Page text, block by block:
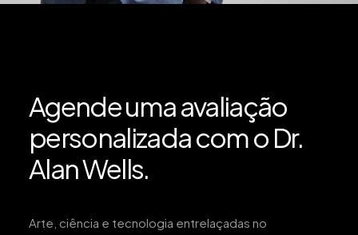
Agende uma avaliação
personalizada com o Dr.
Alan Wells.
Arte, ciência e tecnologia entrelaçadas no